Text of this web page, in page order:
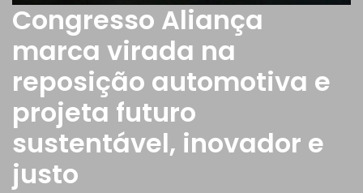
Congresso Aliança
marca virada na
reposição automotiva e
projeta futuro
sustentável, inovador e
justo